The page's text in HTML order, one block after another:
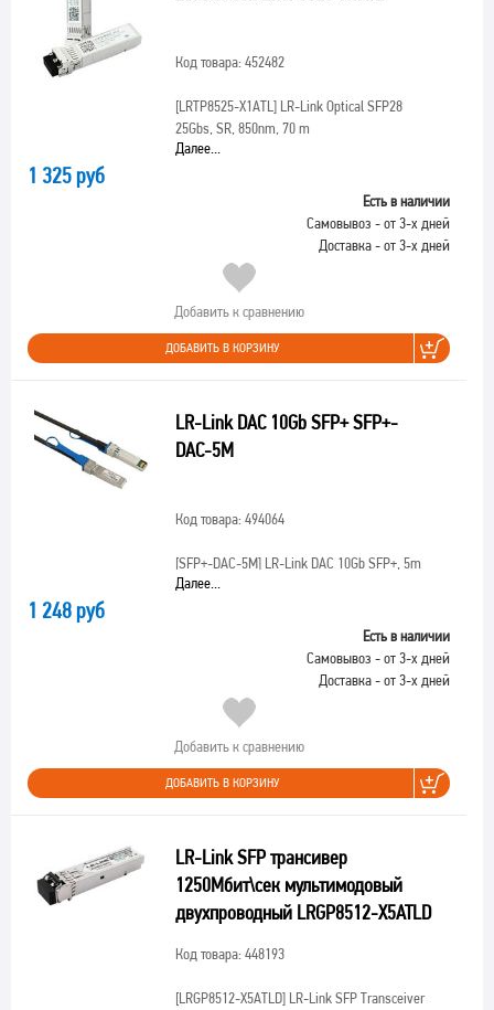
Код товара: 452482
[LRTP8525-X1ATL]LR-Link Optical SFP28
25Gbs, SR, 850nm, 70 m
Далее...
1 325 руб
Есть в наличии
Самовывоз - от 3-х дней
Доставка - от 3-х дней
Добавить к сравнению
ДОБАВИТЬ В КОРЗИНУ
LR-Link DAC 10Gb SFP+ SFP+-
DAC-5M
Код товара: 494064
[SFP+-DAC-5M]LR-Link DAC 10Gb SFP+, 5m
Далее...
1 248 руб
Есть в наличии
Самовывоз - от 3-х дней
Доставка - от 3-х дней
Добавить к сравнению
ДОБАВИТЬ В КОРЗИНУ
LR-Link SFP трансивер
1250Мбит\сек мультимодовый
двухпроводный LRGP8512-X5ATLD
Код товара: 448193
[LRGP8512-X5ATLD]LR-Link SFP Transceiver